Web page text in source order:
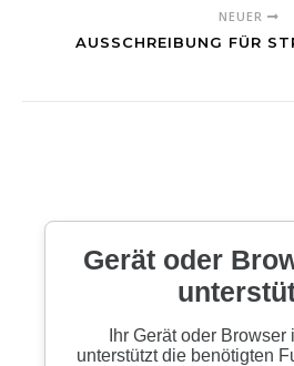
NEUER
AUSSCHREIBUNG FÜR